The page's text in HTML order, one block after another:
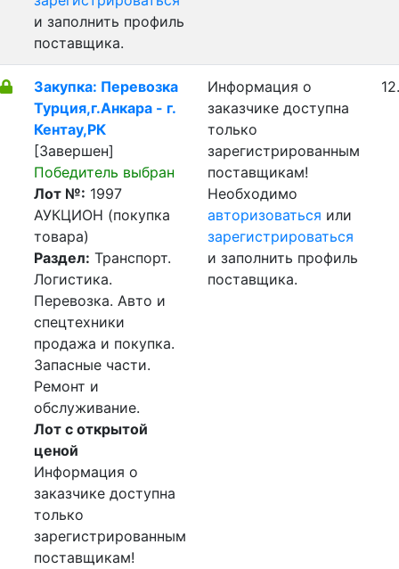
и заполнить профиль
поставщика.
Закупка: Перевозка
Турция,г.Анкара - г.
Кентау,РК
[Завершен]
Победитель выбран
Лот №: 1997
АУКЦИОН (покупка
товара)
Раздел: Транспорт.
Логистика.
Перевозка. Авто и
спецтехники
продажа и покупка.
Запасные части.
Ремонт и
обслуживание.
Лот с открытой
ценой
Информация о
заказчике доступна
только
зарегистрированным
поставщикам!
Информация о
заказчике доступна
только
зарегистрированным
поставщикам!
Необходимо
авторизоваться или
зарегистрироваться
и заполнить профиль
поставщика.